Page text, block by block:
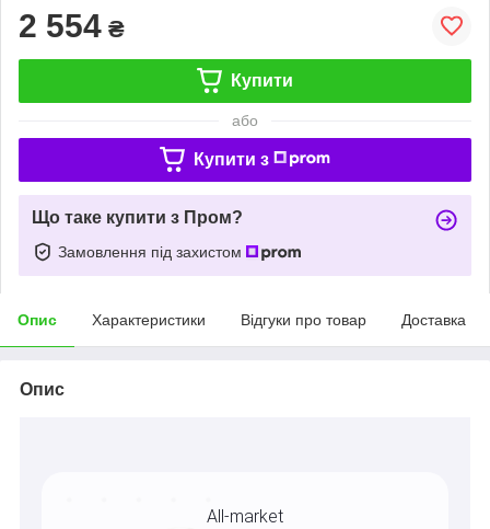
2 554 ₴
Купити
або
Купити з
Що таке купити з Пром?
Замовлення під захистом
Опис Характеристики Відгуки про товар Доставка
Опис
All-market